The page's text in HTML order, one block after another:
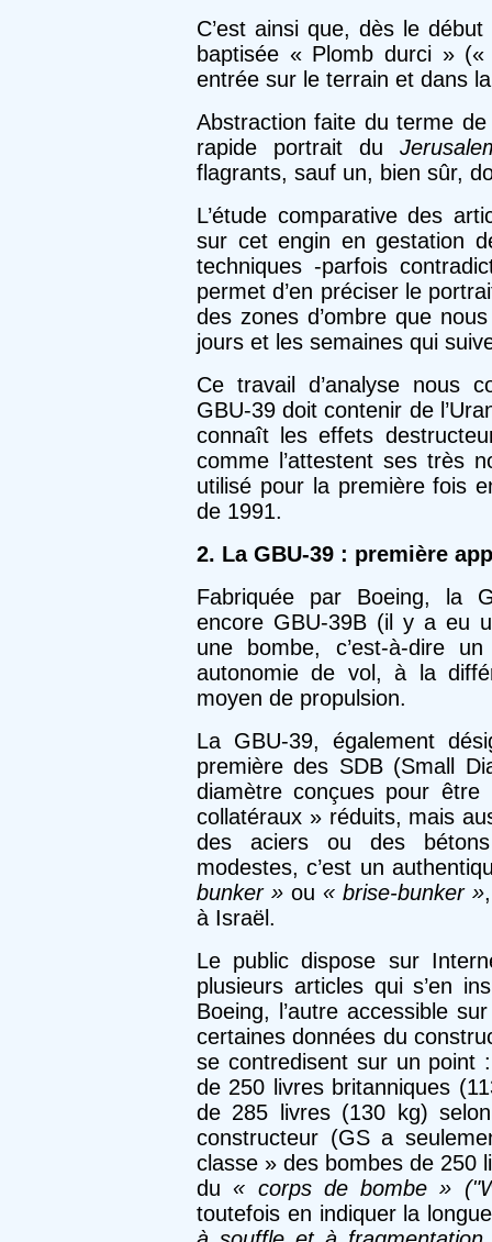
C’est ainsi que, dès le
baptisée « Plomb durci »
entrée sur le terrain et dans
Abstraction faite du terme
rapide portrait du
flagrants, sauf un, bien sûr,
L’étude comparative des
sur cet engin en gestation
techniques -parfois
permet d’en préciser le
des zones d’ombre que
jours et les semaines qui
Ce travail d’analyse nous
GBU-39 doit contenir de
connaît les effets
comme l’attestent ses très
utilisé pour la première fois
de 1991.
2. La GBU-39 : première
Fabriquée par Boeing, la
encore GBU-39B (il y a eu
une bombe, c’est-à-dire
autonomie de vol, à la
moyen de propulsion.
La GBU-39, également
première des SDB (Small
diamètre conçues pour
collatéraux » réduits, mais
des aciers ou des
modestes, c’est un
bunker »ou « brise-bunker »
à Israël.
Le public dispose sur
plusieurs articles qui s’en
Boeing, l’autre accessible
certaines données du
se contredisent sur un point
de 250 livres britanniques
de 285 livres (130 kg)
constructeur (GS a
classe » des bombes de 250
du« corps de bombe »
toutefois en indiquer la